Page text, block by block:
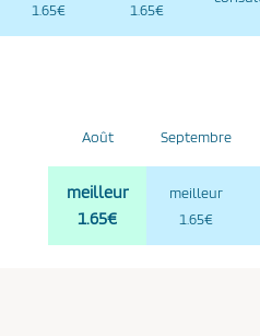
1.65€
1.65€
Août
meilleur
1.65€
Septembre
meilleur
1.65€